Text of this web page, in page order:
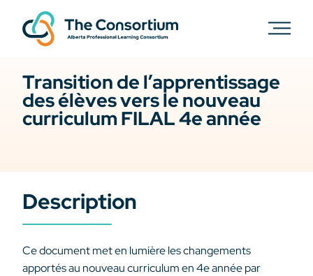
Transition de l’apprentissage
des élèves vers le nouveau
curriculum FILAL 4e année
Description
Ce document met en lumière les changements
apportés au nouveau curriculum en 4e année par